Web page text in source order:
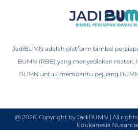
JadiBUMN adalah platform bimbel
BUMN (RBB) yang menyediakan materi,
BUMN untuk membantu pejuang
@ 2026. Copyright by JadiBUMN | All
Edukanesia